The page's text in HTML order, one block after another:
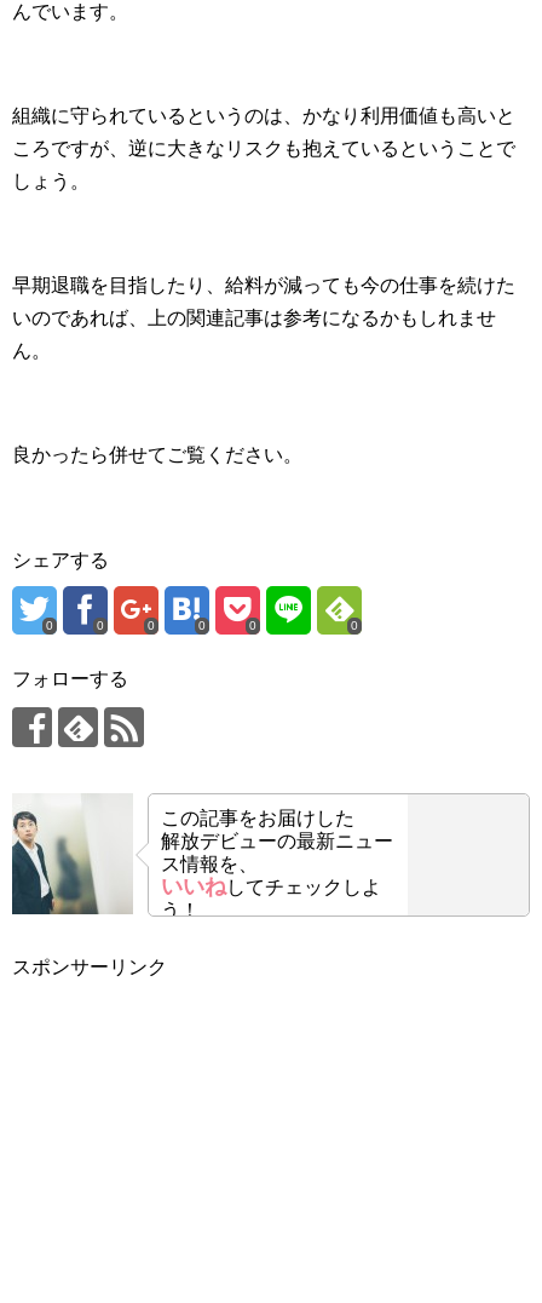
んでいます。
組織に守られているというのは、かなり利用価値も高いと
ころですが、逆に大きなリスクも抱えているということで
しょう。
早期退職を目指したり、給料が減っても今の仕事を続けた
いのであれば、上の関連記事は参考になるかもしれませ
ん。
良かったら併せてご覧ください。
シェアする
0 0 0 0 0 0
フォローする
この記事をお届けした
解放デビューの最新ニュー
ス情報を、
いいねしてチェックしよ
う！
スポンサーリンク